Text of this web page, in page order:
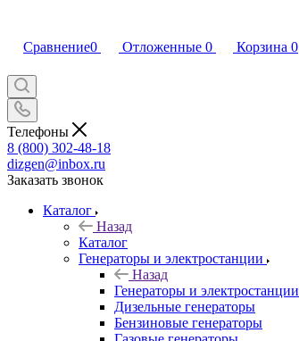
Сравнение0 Отложенные 0 Корзина 0
Телефоны
8 (800) 302-48-18
dizgen@inbox.ru
Заказать звонок
Каталог
Назад
Каталог
Генераторы и электростанции
Назад
Генераторы и электростанции
Дизельные генераторы
Бензиновые генераторы